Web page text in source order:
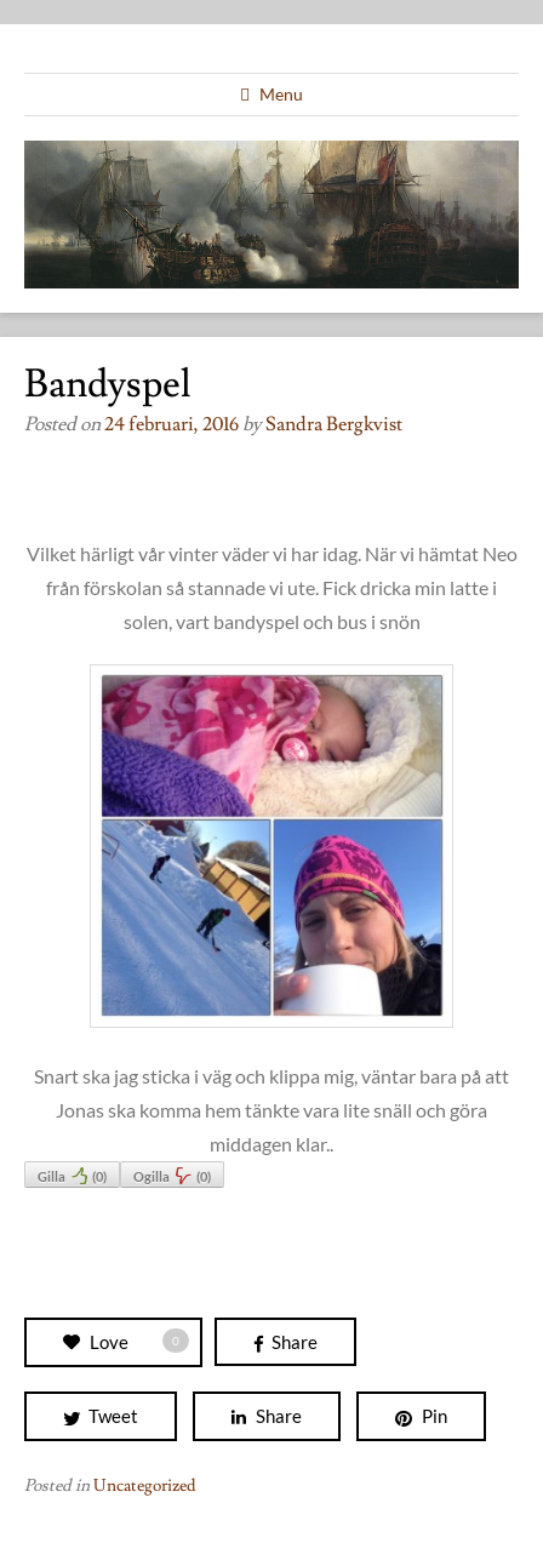
Menu
Bandyspel
Posted on24 februari, 2016 bySandra Bergkvist
Vilket härligt vår vinter väder vi har idag. När vi hämtat Neo
från förskolan så stannade vi ute. Fick dricka min latte i
solen, vart bandyspel och bus i snön
Snart ska jag sticka i väg och klippa mig, väntar bara på att
Jonas ska komma hem tänkte vara lite snäll och göra
middagen klar..
Gilla (0) Ogilla (0)
Love 0 Share
Tweet Share Pin
Posted inUncategorized